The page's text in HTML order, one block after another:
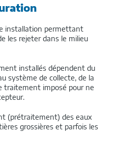
installation permettant
les rejeter dans le milieu
installés dépendent du
système de collecte, de la
traitement imposé pour ne
(prétraitement) des eaux
grossières et parfois les